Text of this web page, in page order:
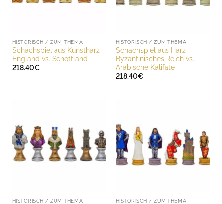
HISTORISCH / ZUM THEMA
Schachspiel aus Kunstharz
England vs. Schottland
218.40€
HISTORISCH / ZUM THEMA
Schachspiel aus Harz
Byzantinisches Reich vs.
Arabische Kalifate
218.40€
HISTORISCH / ZUM THEMA HISTORISCH / ZUM THEMA